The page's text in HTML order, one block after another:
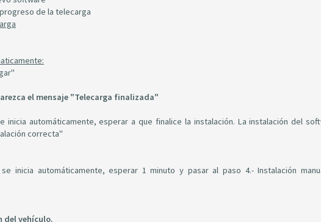
de la telecarga
el mensaje "Telecarga finalizada"
inicia automáticamente, esperar a que finalice la instalación. La instalación del
correcta"
se inicia automáticamente, esperar 1 minuto y pasar al paso 4.- Instalación
del vehículo.